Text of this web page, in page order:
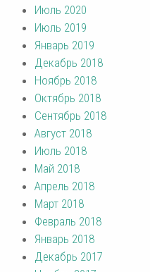
Июль 2020
Июль 2019
Январь 2019
Декабрь 2018
Ноябрь 2018
Октябрь 2018
Сентябрь 2018
Август 2018
Июль 2018
Май 2018
Апрель 2018
Март 2018
Февраль 2018
Январь 2018
Декабрь 2017